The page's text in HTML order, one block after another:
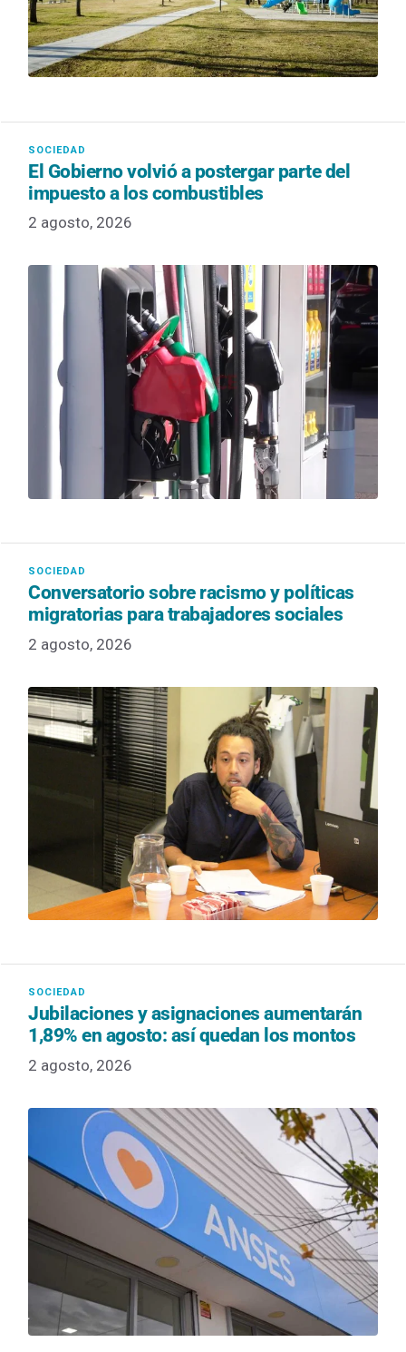
El Gobierno volvió a postergar parte del
impuesto a los combustibles
2 agosto, 2026
Conversatorio sobre racismo y políticas
migratorias para trabajadores sociales
2 agosto, 2026
Jubilaciones y asignaciones aumentarán
1,89% en agosto: así quedan los montos
2 agosto, 2026